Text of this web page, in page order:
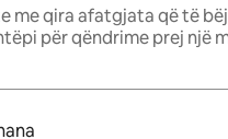
me qira afatgjata që të
për qëndrime prej një
jenë të disponueshme, lëviz